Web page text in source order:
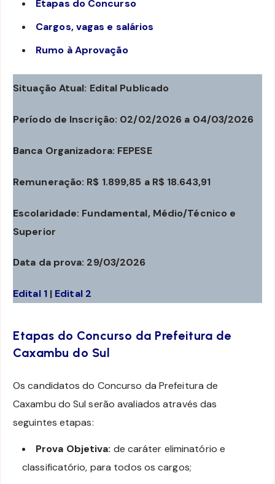
Etapas do Concurso
Cargos, vagas e salários
Rumo à Aprovação
Situação Atual: Edital Publicado
Período de Inscrição: 02/02/2026 a 04/03/2026
Banca Organizadora: FEPESE
Remuneração: R$ 1.899,85 a R$ 18.643,91
Escolaridade: Fundamental, Médio/Técnico e
Superior
Data da prova: 29/03/2026
Edital 1| Edital 2
Etapas do Concurso da Prefeitura de
Caxambu do Sul
Os candidatos do Concurso da Prefeitura de
Caxambu do Sul serão avaliados através das
seguintes etapas:
Prova Objetiva: de caráter eliminatório e
classificatório, para todos os cargos;